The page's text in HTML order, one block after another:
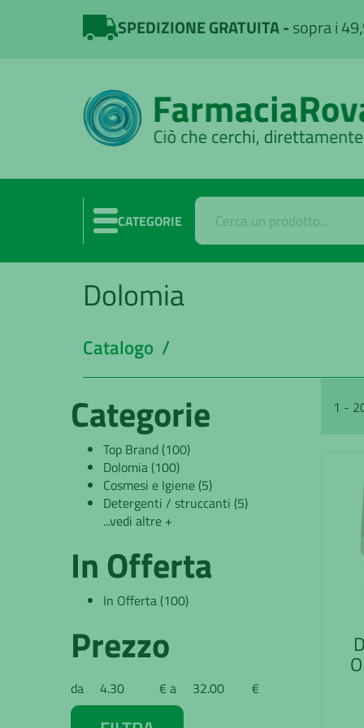
SPEDIZIONE GRATUITA sopra i
CATEGORIE
Dolomia
Catalogo /
Categorie
Top Brand (100)
Dolomia (100)
Cosmesi e Igiene (5)
Detergenti / struccanti (5)
...vedi altre +
In Offerta
In Offerta (100)
Prezzo
filtra
da
da €
filtra
a
a €
1 -